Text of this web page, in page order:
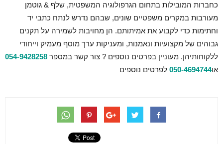
כחברות המובילות בתחום הגרפולוגיה המשפטית, שלף & גוטמן
מעורבות במקרים משפטיים שונים, שבהם נדרש לנתח כתבי יד
וחתימות כדי לקבוע את אמיתותם. הן מחויבות לשמירה על תקנים
גבוהים של מקצועיות ונאמנות, ומעניקות ערך מוסף מעמיק וייחודי
ללקוחותיהן. מעוניין בפרטים נוספים ? צור קשר במספר 054-9428258
או050-4694744 לפרטים נוספים